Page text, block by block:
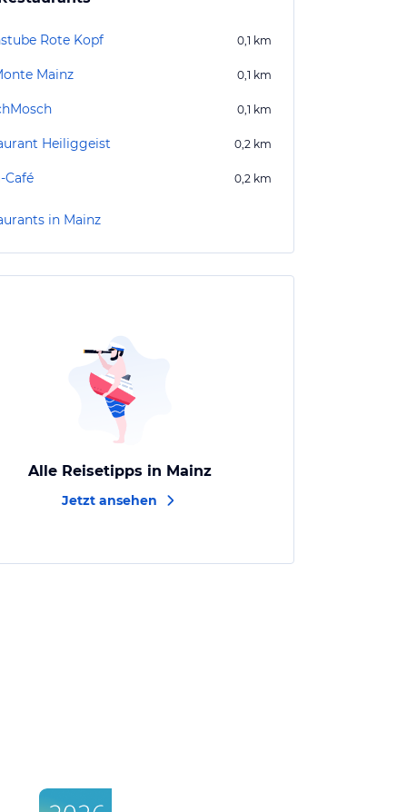
Rote Kopf 0,1 km
Mainz 0,1 km
0,1 km
Heiliggeist 0,2 km
Café 0,2 km
in Mainz
Alle Reisetipps in Mainz
Jetzt ansehen